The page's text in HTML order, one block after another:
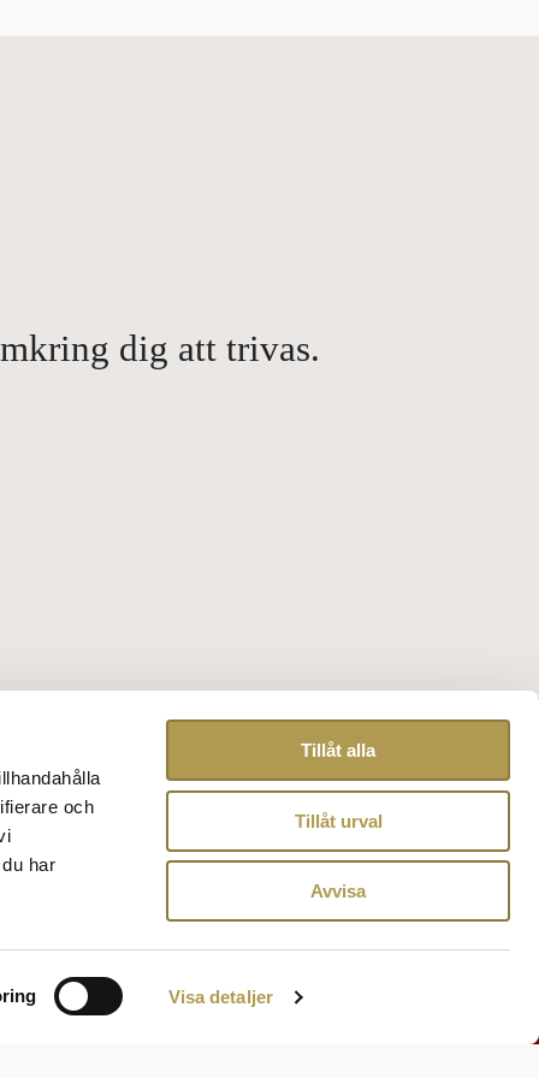
och
har
Visa detaljer
Tillåt alla
Tillåt urval
Avvisa
dig att trivas.